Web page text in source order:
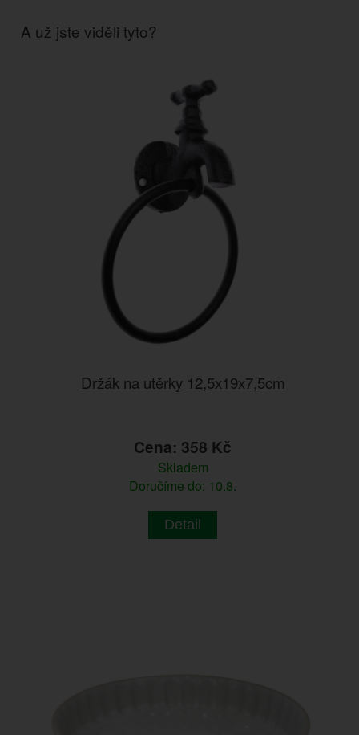
A už jste viděli tyto?
Držák na utěrky 12,5x19x7,5cm
Cena: 358 Kč
Skladem
Doručíme do: 10.8.
Detail